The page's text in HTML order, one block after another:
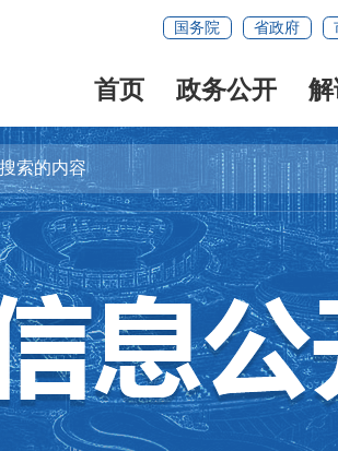
国务院 省政府
首页 政务公开